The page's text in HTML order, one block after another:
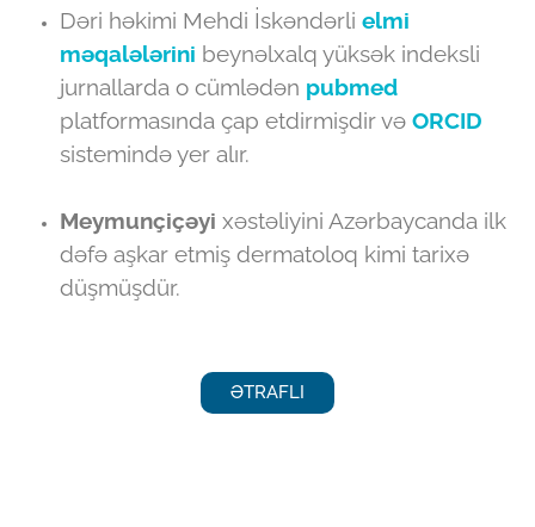
Dəri həkimi Mehdi İskəndərli elmi
məqalələrini beynəlxalq yüksək indeksli
jurnallarda o cümlədən pubmed
platformasında çap etdirmişdir və ORCID
sistemində yer alır.
Meymunçiçəyi xəstəliyini Azərbaycanda ilk
dəfə aşkar etmiş dermatoloq kimi tarixə
düşmüşdür.
ƏTRAFLI